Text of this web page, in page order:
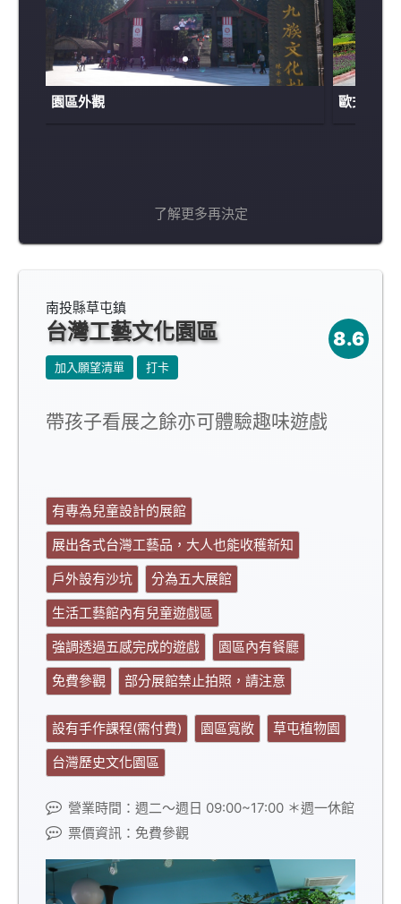
園區外觀 歐式花園
了解更多再決定
南投縣草屯鎮
台灣工藝文化園區 8.6
加入願望清單 打卡
帶孩子看展之餘亦可體驗趣味遊戲
有專為兒童設計的展館
展出各式台灣工藝品，大人也能收穫新知
戶外設有沙坑
分為五大展館
生活工藝館內有兒童遊戲區
強調透過五感完成的遊戲
園區內有餐廳
免費參觀
部分展館禁止拍照，請注意
設有手作課程(需付費) 園區寬敞
草屯植物園
台灣歷史文化園區
營業時間：週二～週日 09:00~17:00 ＊週一休館
票價資訊：免費參觀